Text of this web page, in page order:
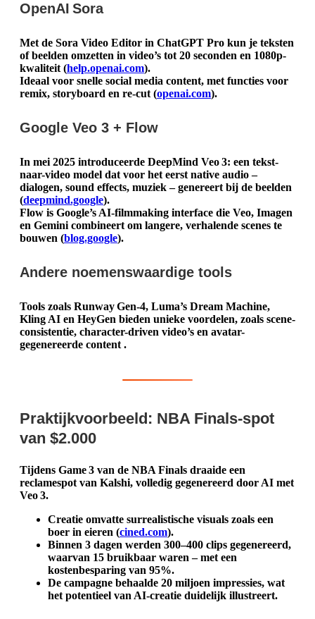
OpenAI Sora
Met de Sora Video Editor in ChatGPT Pro kun je teksten
of beelden omzetten in video’s tot 20 seconden en 1080p-
kwaliteit (help.openai.com).
Ideaal voor snelle social media content, met functies voor
remix, storyboard en re-cut (openai.com).
Google Veo 3 + Flow
In mei 2025 introduceerde DeepMind Veo 3: een tekst-
naar-video model dat voor het eerst native audio –
dialogen, sound effects, muziek – genereert bij de beelden
(deepmind.google).
Flow is Google’s AI-filmmaking interface die Veo, Imagen
en Gemini combineert om langere, verhalende scenes te
bouwen (blog.google).
Andere noemenswaardige tools
Tools zoals Runway Gen‑4, Luma’s Dream Machine,
Kling AI en HeyGen bieden unieke voordelen, zoals scene-
consistentie, character-driven video’s en avatar-
gegenereerde content .
Praktijkvoorbeeld: NBA Finals-spot
van $2.000
Tijdens Game 3 van de NBA Finals draaide een
reclamespot van Kalshi, volledig gegenereerd door AI met
Veo 3.
Creatie omvatte surrealistische visuals zoals een
boer in eieren (cined.com).
Binnen 3 dagen werden 300–400 clips gegenereerd,
waarvan 15 bruikbaar waren – met een
kostenbesparing van 95%.
De campagne behaalde 20 miljoen impressies, wat
het potentieel van AI-creatie duidelijk illustreert.